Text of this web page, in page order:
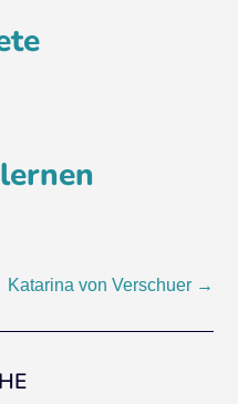
Katarina von Verschuer →